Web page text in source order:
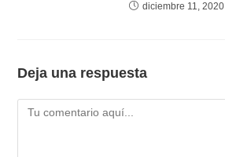
diciembre 11, 2020
Deja una respuesta